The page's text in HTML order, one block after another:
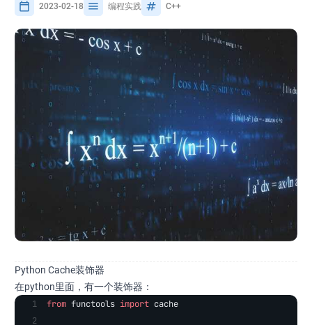
2023-02-18 编程实践 C++
Python Cache装饰器
在python里面，有一个装饰器：
from functools import cache